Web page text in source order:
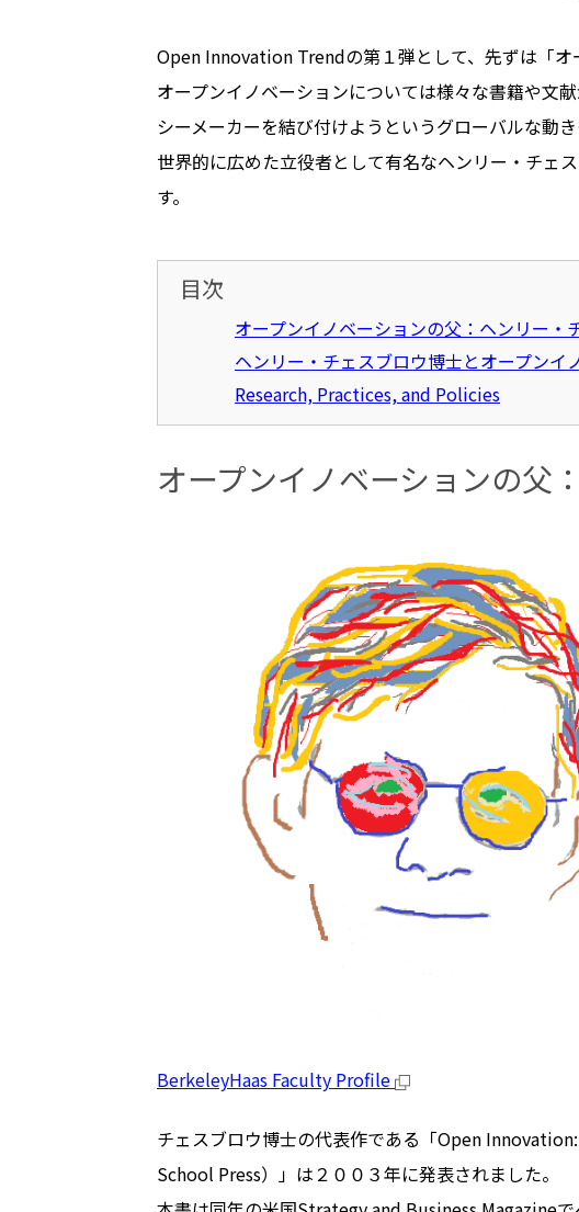
Open Innovation Trendの第１弾として、先ずは「オ
オープンイノベーションについては様々な書籍や文
シーメーカーを結び付けようというグローバルな動
世界的に広めた立役者として有名なヘンリー・チェ
す。
目次
オープンイノベーションの父：ヘンリー・
ヘンリー・チェスブロウ博士とオープンイ
Research, Practices, and Policies
オープンイノベーションの父
BerkeleyHaas Faculty Profile
チェスブロウ博士の代表作である「Open
School Press）」は２００３年に発表されました。